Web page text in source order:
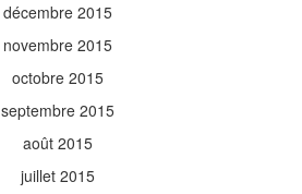
décembre 2015
novembre 2015
octobre 2015
septembre 2015
août 2015
juillet 2015